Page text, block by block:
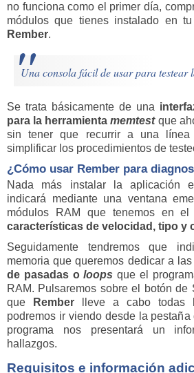
no funciona como el primer día,
módulos que tienes instalado en
Rember.
Una consola fácil de usar para testear
Se trata básicamente de una
para la herramientamemtest que
sin tener que recurrir a una
simplificar los procedimientos de
¿Cómo usar Rember para
Nada más instalar la aplicación
indicará mediante una ventana
módulos RAM que tenemos en
características de velocidad, tipo y
Seguidamente tendremos que
memoria que queremos dedicar a
de pasadas oloops que el
RAM. Pulsaremos sobre el botón de
que
Rember lleve a cabo todas
podremos ir viendo desde la
programa nos presentará un
hallazgos.
Requisitos e información